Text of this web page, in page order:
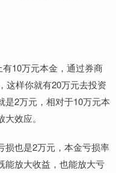
10万元本金，通过券商
这样你就有20万元去投资
是2万元，相对于10万元本
效应。
损也是2万元，本金亏损率
能放大收益，也能放大亏